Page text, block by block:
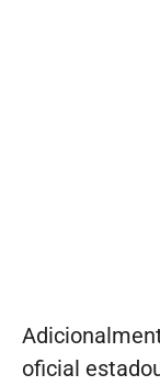
oficial